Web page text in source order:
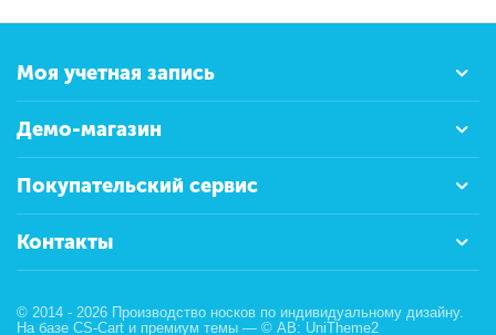
Моя учетная запись
Демо-магазин
Покупательский сервис
Контакты
© 2014 - 2026 Производство носков по индивидуальному дизайну.
На базеCS-Cart и премиум темы —© AB: UniTheme2